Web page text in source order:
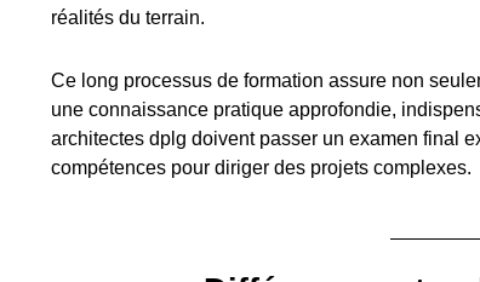
réalités du terrain.
Ce long processus de formation assure non
une connaissance pratique approfondie,
architectes dplg doivent passer un examen final
compétences pour diriger des projets complexes.